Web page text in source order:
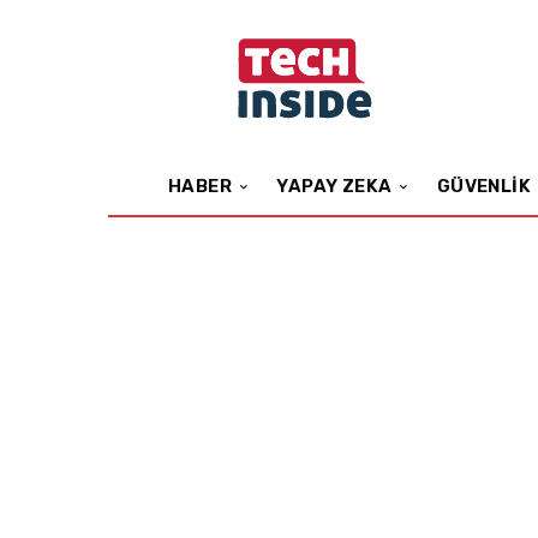
HABER YAPAY ZEKA GÜVENLIK